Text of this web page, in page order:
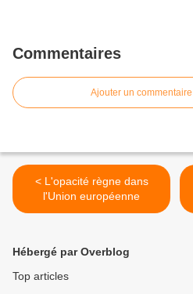
Commentaires
Ajouter un commentaire
< L'opacité règne dans
l'Union européenne
Hébergé par Overblog
Top articles